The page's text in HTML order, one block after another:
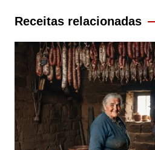
artigos
Receitas relacionadas